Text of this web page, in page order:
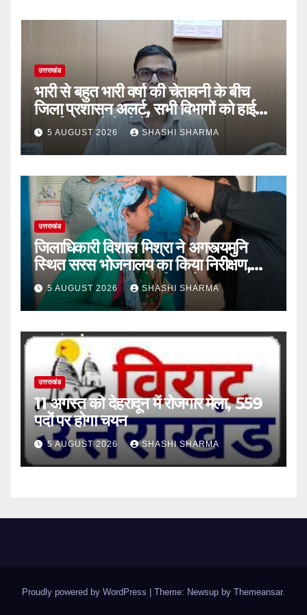
उत्तराखंड
भारी से बहुत भारी वर्षा की चेतावनी के बीच
जिला प्रशासन अलर्ट, सभी विभागों को हाई
अलर्ट पर रहने के निर्देश
5 AUGUST 2026 SHASHI SHARMA
उत्तराखंड
जिलाधिकारी विशाल मिश्रा ने अगस्त्यमुनि
स्थित सरस भोजनालय का किया निरीक्षण,
स्वयं सहायता समूह की महिलाओं का बढ़ाया
उत्साह
5 AUGUST 2026 SHASHI SHARMA
उत्तराखंड
11 अगस्त को देहरादून में रोजगार मेला, 559
पदों पर होगा चयन
5 AUGUST 2026 SHASHI SHARMA
Proudly powered by WordPress Theme: Newsup by Themeansar.